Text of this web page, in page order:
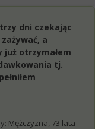
dni czekając
a
już otrzymałem
tj.
Mężczyzna, 73 lata